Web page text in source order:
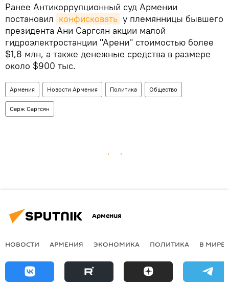
Ранее Антикоррупционный суд Армении
постановил конфисковать у племянницы бывшего
президента Ани Саргсян акции малой
гидроэлектростанции "Арени" стоимостью более
$1,8 млн, а также денежные средства в размере
около $900 тыс.
Армения Новости Армения Политика Общество
Серж Саргсян
Армения
НОВОСТИ АРМЕНИЯ ЭКОНОМИКА ПОЛИТИКА В МИРЕ